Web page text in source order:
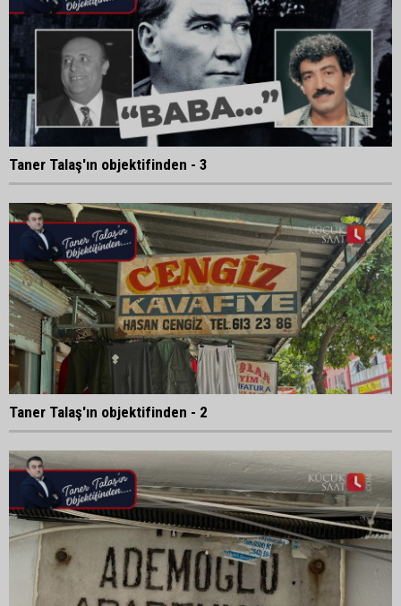
Taner Talaş'ın objektifinden - 3
Taner Talaş'ın objektifinden - 2